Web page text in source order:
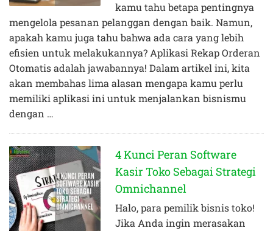
kamu tahu betapa pentingnya
mengelola pesanan pelanggan dengan baik. Namun,
apakah kamu juga tahu bahwa ada cara yang lebih
efisien untuk melakukannya? Aplikasi Rekap Orderan
Otomatis adalah jawabannya! Dalam artikel ini, kita
akan membahas lima alasan mengapa kamu perlu
memiliki aplikasi ini untuk menjalankan bisnismu
dengan …
4 Kunci Peran Software
Kasir Toko Sebagai Strategi
Omnichannel
Halo, para pemilik bisnis toko!
Jika Anda ingin merasakan